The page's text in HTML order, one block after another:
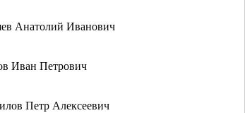
Анатолий Иванович
Иван Петрович
Петр Алексеевич